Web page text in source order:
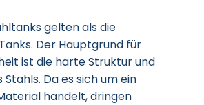
gelten als die
Der Hauptgrund für
ist die harte Struktur und
Stahls. Da es sich um ein
handelt, dringen